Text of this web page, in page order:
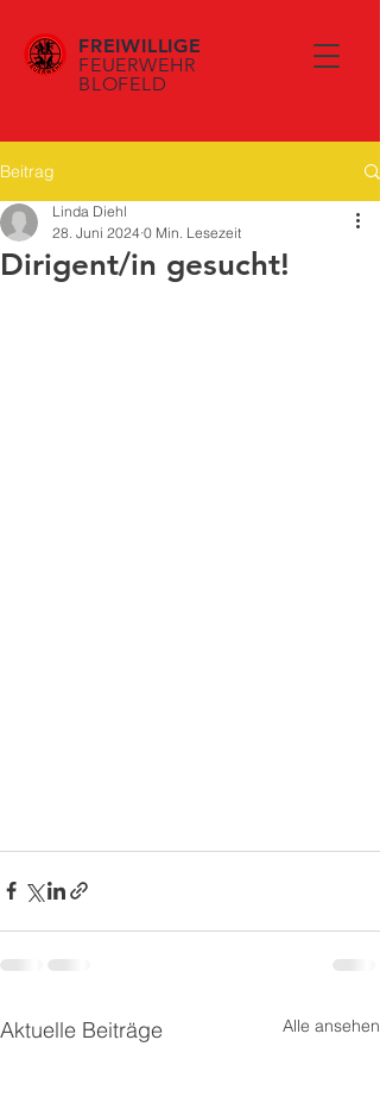
FREIWILLIGE
FEUERWEHR
BLOFELD
Beitrag
Dirigent/in gesucht!
Linda Diehl
28. Juni 2024 0 Min. Lesezeit
Aktuelle Beiträge Alle ansehen